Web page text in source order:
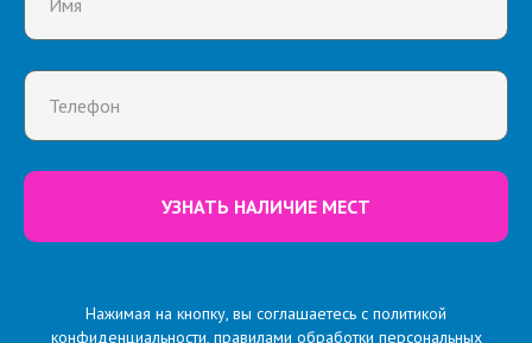
УЗНАТЬ НАЛИЧИЕ МЕСТ
Нажимая на кнопку, вы соглашаетесь с политикой
конфиденциальности, правилами обработки персональных